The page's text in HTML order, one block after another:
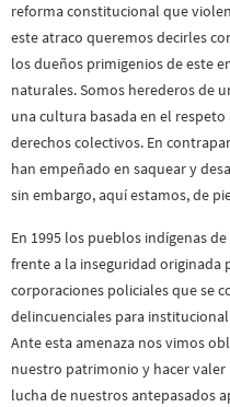
reforma constitucional que
este atraco queremos decirles
los dueños primigenios de este
naturales. Somos herederos de
una cultura basada en el
derechos colectivos. En
han empeñado en saquear y
sin embargo, aquí estamos, de
En 1995 los pueblos indígenas
frente a la inseguridad originada
corporaciones policiales que se
delincuenciales para
Ante esta amenaza nos vimos
nuestro patrimonio y hacer
lucha de nuestros antepasados